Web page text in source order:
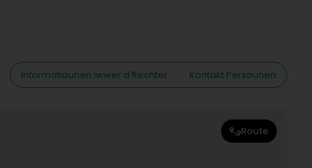
Informatiounen iwwer d'Rechter
Kontakt Persounen
Route